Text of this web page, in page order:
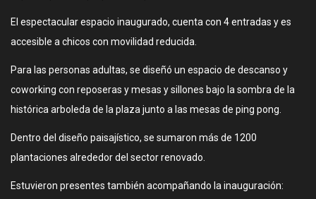
El espectacular espacio inaugurado, cuenta con 4 entradas y es
accesible a chicos con movilidad reducida.
Para las personas adultas, se diseñó un espacio de descanso y
coworking con reposeras y mesas y sillones bajo la sombra de la
histórica arboleda de la plaza junto a las mesas de ping pong.
Dentro del diseño paisajístico, se sumaron más de 1200
plantaciones alrededor del sector renovado.
Estuvieron presentes también acompañando la inauguración: